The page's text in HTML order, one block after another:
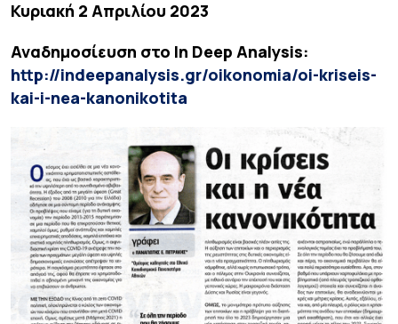
Κυριακή 2 Απριλίου 2023
Αναδημοσίευση στο In Deep Analysis:
http://indeepanalysis.gr/oikonomia/oi-kriseis-
kai-i-nea-kanonikotita